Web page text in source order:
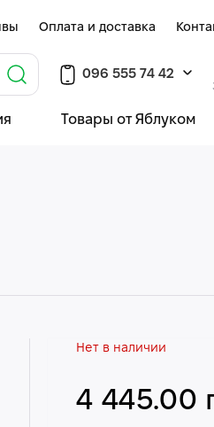
Оплата и доставка
096 555 74 42
Товары от Яблуком
Нет в наличии
4 445.00